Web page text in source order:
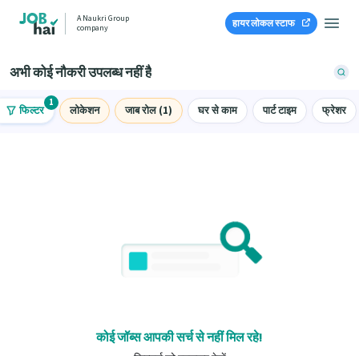
A Naukri Group
company
हायर लोकल स्टाफ
अभी कोई नौकरी उपलब्ध नहीं है
फिल्टर
1
लोकेशन जाब रोल (1) घर से काम पार्ट टाइम फ्रेशर
कोई जॉब्स आपकी सर्च से नहीं मिल रहे!